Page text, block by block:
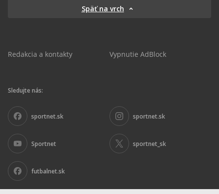
Späť na vrch
Redakcia a kontakty Vypnutie AdBlock
Sledujte nás:
sportnet.sk sportnet.sk
Sportnet sportnet_sk
futbalnet.sk